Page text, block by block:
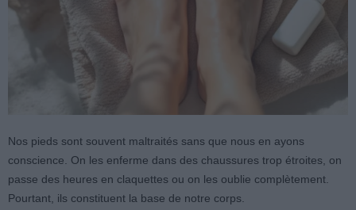
Nos pieds sont souvent maltraités sans que nous en ayons
conscience. On les enferme dans des chaussures trop étroites, on
passe des heures en claquettes ou on les oublie complètement.
Pourtant, ils constituent la base de notre corps.